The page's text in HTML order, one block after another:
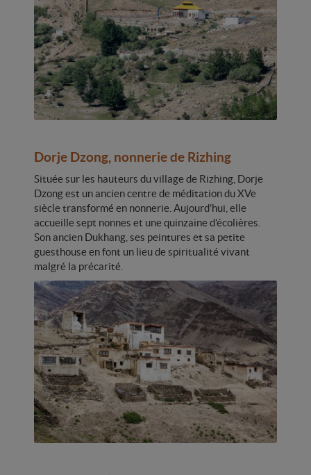
Dorje Dzong, nonnerie de Rizhing
Située sur les hauteurs du village de Rizhing, Dorje
Dzong est un ancien centre de méditation du XVe
siècle transformé en nonnerie. Aujourd’hui, elle
accueille sept nonnes et une quinzaine d’écolières.
Son ancien Dukhang, ses peintures et sa petite
guesthouse en font un lieu de spiritualité vivant
malgré la précarité.